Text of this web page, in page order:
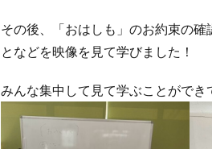
その後、「おはしも」のお約束の
となどを映像を見て学びました！
みんな集中して見て学ぶことができ